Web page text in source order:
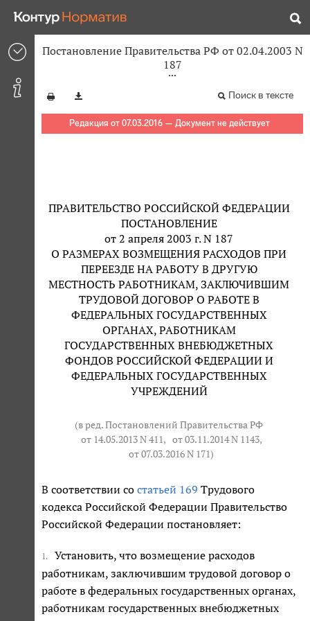
Постановление Правительства РФ от 02.04.2003 N
187
Поиск в тексте
Редакция от 07.03.2016 — Документ не действует
ПРАВИТЕЛЬСТВО РОССИЙСКОЙ ФЕДЕРАЦИИ
ПОСТАНОВЛЕНИЕ
от 2 апреля 2003 г. N 187
О РАЗМЕРАХ ВОЗМЕЩЕНИЯ РАСХОДОВ ПРИ
ПЕРЕЕЗДЕ НА РАБОТУ В ДРУГУЮ
МЕСТНОСТЬ РАБОТНИКАМ, ЗАКЛЮЧИВШИМ
ТРУДОВОЙ ДОГОВОР О РАБОТЕ В
ФЕДЕРАЛЬНЫХ ГОСУДАРСТВЕННЫХ
ОРГАНАХ, РАБОТНИКАМ
ГОСУДАРСТВЕННЫХ ВНЕБЮДЖЕТНЫХ
ФОНДОВ РОССИЙСКОЙ ФЕДЕРАЦИИ И
ФЕДЕРАЛЬНЫХ ГОСУДАРСТВЕННЫХ
УЧРЕЖДЕНИЙ
(в ред. Постановлений Правительства РФ
от 14.05.2013 N 411, от 03.11.2014 N 1143,
от 07.03.2016 N 171)
В соответствии со статьей 169 Трудового
кодекса Российской Федерации Правительство
Российской Федерации постановляет:
1.
Установить, что возмещение расходов
работникам, заключившим трудовой договор о
работе в федеральных государственных органах,
работникам государственных внебюджетных